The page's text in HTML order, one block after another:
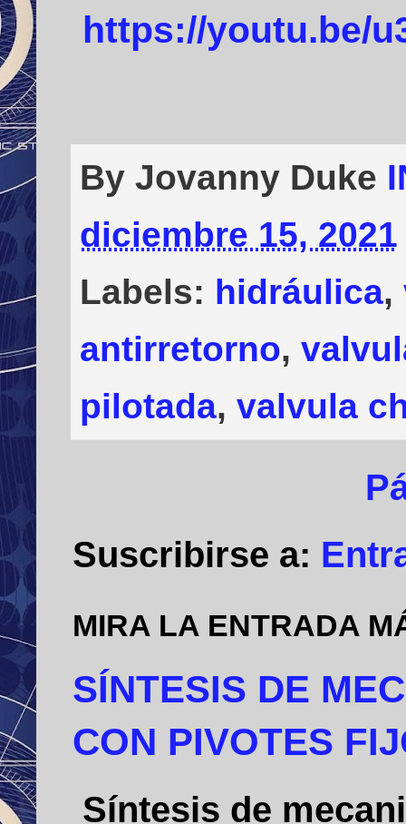
https://youtu.be/
By Jovanny Duke
diciembre 15, 2021
Labels: hidráulica,
antirretorno,
pilotada, valvula
Suscribirse a:
MIRA LA ENTRADA
SÍNTESIS DE
CON PIVOTES
Síntesis de